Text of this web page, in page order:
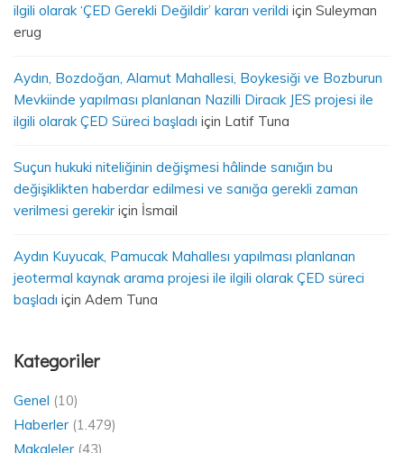
ilgili olarak ‘ÇED Gerekli Değildir’ kararı verildi için Suleyman
erug
Aydın, Bozdoğan, Alamut Mahallesi, Boykesiği ve Bozburun
Mevkiinde yapılması planlanan Nazilli Diracık JES projesi ile
ilgili olarak ÇED Süreci başladı için Latif Tuna
Suçun hukuki niteliğinin değişmesi hâlinde sanığın bu
değişiklikten haberdar edilmesi ve sanığa gerekli zaman
verilmesi gerekir için İsmail
Aydın Kuyucak, Pamucak Mahallesı yapılması planlanan
jeotermal kaynak arama projesi ile ilgili olarak ÇED süreci
başladı için Adem Tuna
Kategoriler
Genel (10)
Haberler (1.479)
Makaleler (43)